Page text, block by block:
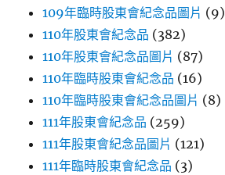
109年臨時股東會紀念品圖片 (9)
110年股東會紀念品 (382)
110年股東會紀念品圖片 (87)
110年臨時股東會紀念品 (16)
110年臨時股東會紀念品圖片 (8)
111年股東會紀念品 (259)
111年股東會紀念品圖片 (121)
111年臨時股東會紀念品 (3)